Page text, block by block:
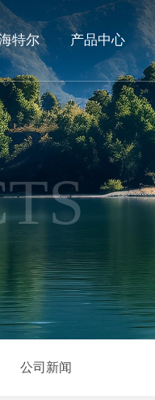
特尔 产品中心
公司新闻